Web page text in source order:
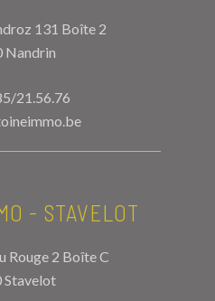
131 Boîte 2
Nandrin
21.56.76
- STAVELOT
Rouge 2 Boîte C
Stavelot